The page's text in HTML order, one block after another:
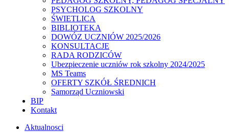
PSYCHOLOG SZKOLNY
ŚWIETLICA
BIBLIOTEKA
DOWÓZ UCZNIÓW 2025/2026
KONSULTACJE
RADA RODZICÓW
Ubezpieczenie uczniów rok szkolny 2024/2025
MS Teams
OFERTY SZKÓŁ ŚREDNICH
Samorząd Uczniowski
BIP
Kontakt
Aktualnosci